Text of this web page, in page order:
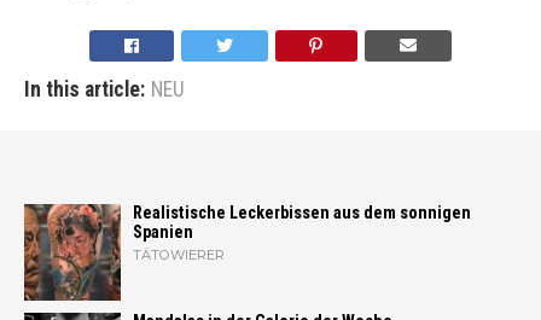
In this article: NEU
Realistische Leckerbissen aus dem sonnigen
Spanien
TÄTOWIERER